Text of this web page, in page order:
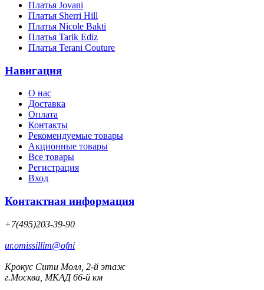
Платья Jovani
Платья Sherri Hill
Платья Nicole Bakti
Платья Tarik Ediz
Платья Terani Couture
Навигация
О нас
Доставка
Оплата
Контакты
Рекомендуемые товары
Акционные товары
Все товары
Регистрация
Вход
Контактная информация
+7(495)203-39-90
ur.omissillim@ofni
Крокус Сити Молл, 2-й этаж
г.Москва, МКАД 66-й км